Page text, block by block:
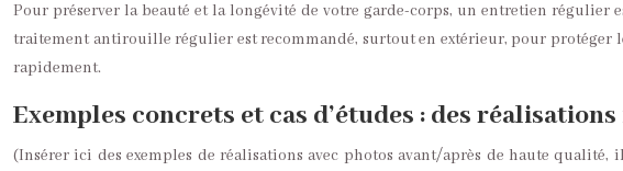
Pour préserver la beauté et la longévité de votre garde-corps, un entretien régulier
traitement antirouille régulier est recommandé, surtout en extérieur, pour protéger
rapidement.
Exemples concrets et cas d’études : des
(Insérer ici des exemples de réalisations avec photos avant/après de haute